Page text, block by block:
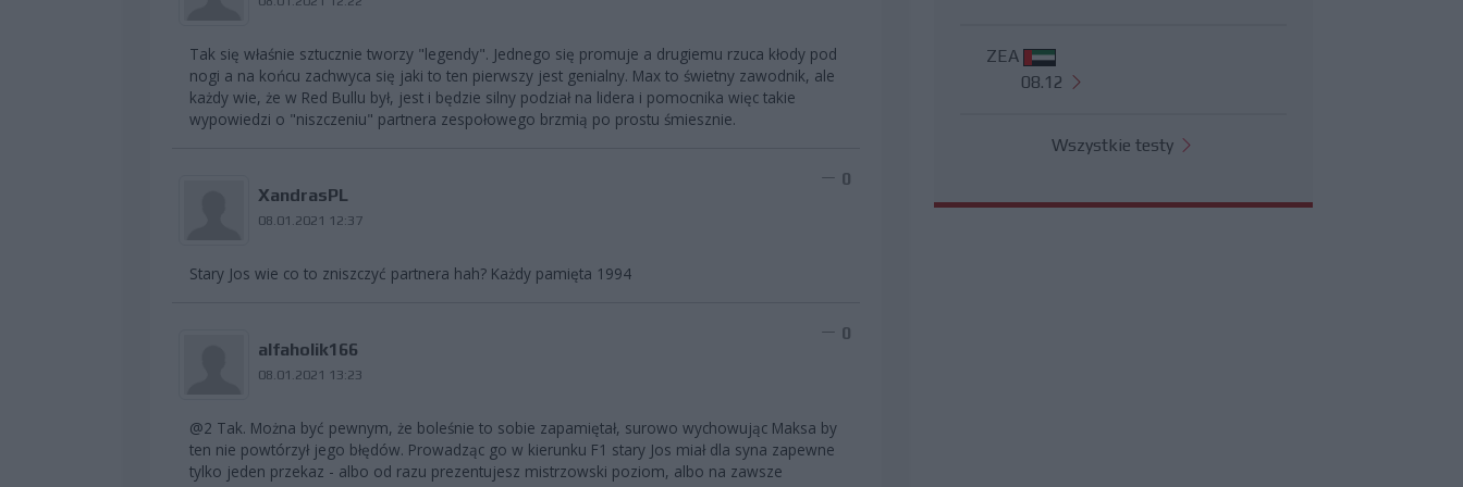
Tak się właśnie sztucznie tworzy "legendy". Jednego się promuje a drugiemu rzuca kłody pod
nogi a na końcu zachwyca się jaki to ten pierwszy jest genialny. Max to świetny zawodnik, ale
każdy wie, że w Red Bullu był, jest i będzie silny podział na lidera i pomocnika więc takie
wypowiedzi o "niszczeniu" partnera zespołowego brzmią po prostu śmiesznie.
XandrasPL
08.01.2021 12:37
0
Stary Jos wie co to zniszczyć partnera hah? Każdy pamięta 1994
alfaholik166
08.01.2021 13:23
0
@2 Tak. Można być pewnym, że boleśnie to sobie zapamiętał, surowo wychowując Maksa by
ten nie powtórzył jego błędów. Prowadząc go w kierunku F1 stary Jos miał dla syna zapewne
tylko jeden przekaz - albo od razu prezentujesz mistrzowski poziom, albo na zawsze
ZEA
08.12
Wszystkie testy